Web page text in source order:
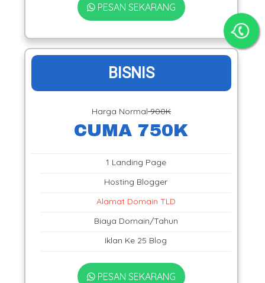
PESAN SEKARANG
BISNIS
Harga Normal900K
CUMA 750K
1 Landing Page
Hosting Blogger
Alamat Domain TLD
Biaya Domain/Tahun
Iklan Ke 25 Blog
PESAN SEKARANG